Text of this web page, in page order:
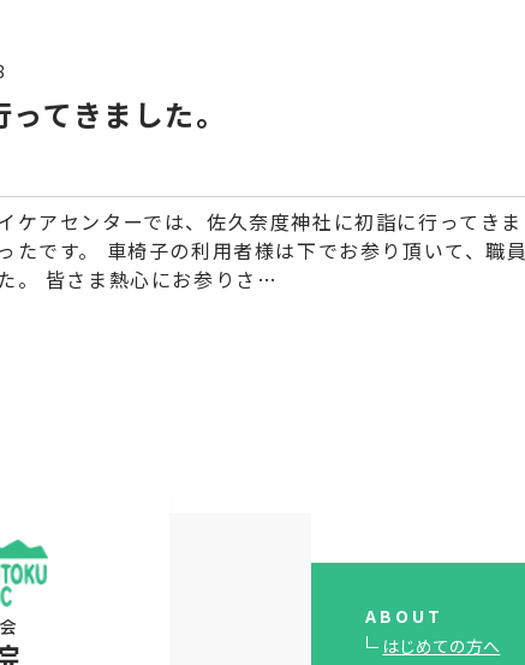
てきました。
ケアセンターでは、佐久奈度神社に初詣に行ってき
たです。 車椅子の利用者様は下でお参り頂いて、職
。 皆さま熱心にお参りさ…
ABOUT
はじめての方へ